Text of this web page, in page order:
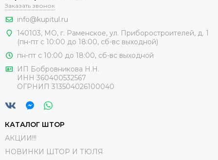
Заказать звонок
info@kupitul.ru
140103, МО, г. Раменское, ул. Приборостроителей, д. 1
(пн-пт с 10:00 до 18:00, сб-вс выходной)
пн-пт с 10:00 до 18:00, сб-вс выходной
ИП Бобровникова Н.Н.
ИНН 360400532567
ОГРНИП 313504026100040
КАТАЛОГ ШТОР
АКЦИИ!!!
НОВИНКИ ШТОР И ТЮЛЯ